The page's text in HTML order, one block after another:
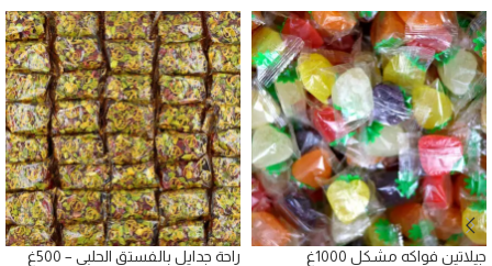
جيلاتين فواكه مشكل 1000غ راحة جدايل بالفستق الحلبي – 500غ